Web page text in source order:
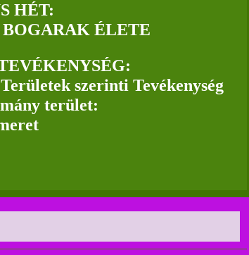
HÉT:
ÉLETE
szerinti Tevékenység
terület: